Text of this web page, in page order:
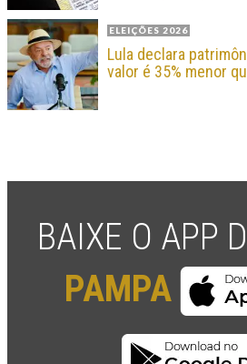
ELEIÇÕES 2026
Lula declara
valor é 35% menor
BAIXE O APP
PAMPA